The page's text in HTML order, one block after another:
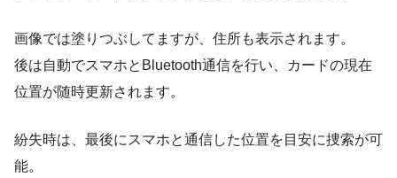
画像では塗りつぶしてますが、住所も表示されます。
後は自動でスマホとBluetooth通信を行い、カードの現在
位置が随時更新されます。
紛失時は、最後にスマホと通信した位置を目安に捜索が可
能。